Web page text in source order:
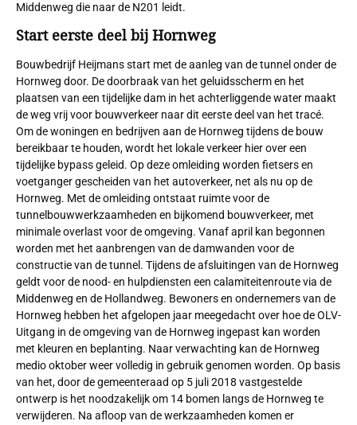
Middenweg die naar de N201 leidt.
Start eerste deel bij Hornweg
Bouwbedrijf Heijmans start met de aanleg van de tunnel onder de
Hornweg door. De doorbraak van het geluidsscherm en het
plaatsen van een tijdelijke dam in het achterliggende water maakt
de weg vrij voor bouwverkeer naar dit eerste deel van het tracé.
Om de woningen en bedrijven aan de Hornweg tijdens de bouw
bereikbaar te houden, wordt het lokale verkeer hier over een
tijdelijke bypass geleid. Op deze omleiding worden fietsers en
voetganger gescheiden van het autoverkeer, net als nu op de
Hornweg. Met de omleiding ontstaat ruimte voor de
tunnelbouwwerkzaamheden en bijkomend bouwverkeer, met
minimale overlast voor de omgeving. Vanaf april kan begonnen
worden met het aanbrengen van de damwanden voor de
constructie van de tunnel. Tijdens de afsluitingen van de Hornweg
geldt voor de nood- en hulpdiensten een calamiteitenroute via de
Middenweg en de Hollandweg. Bewoners en ondernemers van de
Hornweg hebben het afgelopen jaar meegedacht over hoe de OLV-
Uitgang in de omgeving van de Hornweg ingepast kan worden
met kleuren en beplanting. Naar verwachting kan de Hornweg
medio oktober weer volledig in gebruik genomen worden. Op basis
van het, door de gemeenteraad op 5 juli 2018 vastgestelde
ontwerp is het noodzakelijk om 14 bomen langs de Hornweg te
verwijderen. Na afloop van de werkzaamheden komen er